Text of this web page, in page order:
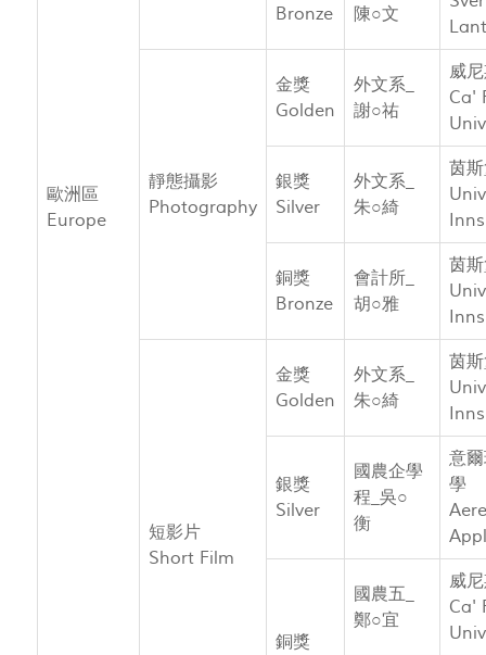
歐洲區
Europe
Bronze
陳○文
靜態攝影
Photography
金獎
Golden
外文系_
謝○祐
威
Ca'
銀獎
Silver
外文系_
朱○綺
茵
銅獎
Bronze
會計所_
胡○雅
茵
短影片
Short Film
金獎
Golden
外文系_
朱○綺
茵
銀獎
Silver
國農企學
程_吳○
衡
意
學
銅獎
國農五_
鄭○宜
威
Ca'